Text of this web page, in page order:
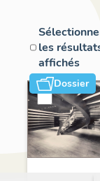
les
affichés
Dossier